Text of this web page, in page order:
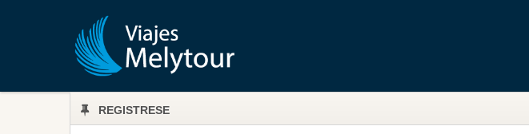
REGISTRESE